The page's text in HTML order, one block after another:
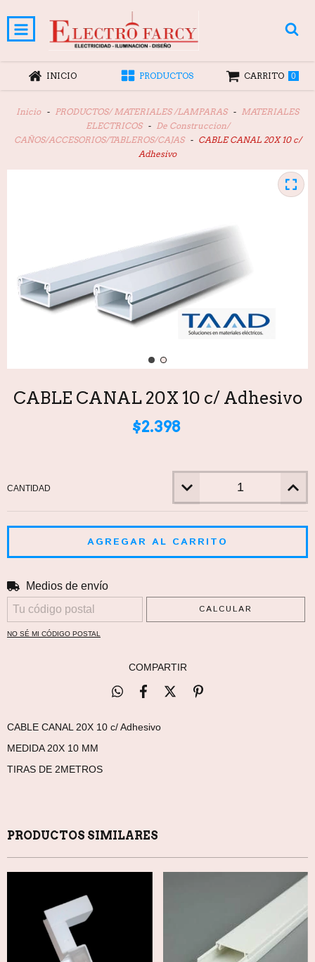
INICIO PRODUCTOS CARRITO 0
Inicio - PRODUCTOS/ MATERIALES /LAMPARAS - MATERIALES
ELECTRICOS
-
De Construccion/
CAÑOS/ACCESORIOS/TABLEROS/CAJAS
-
CABLE CANAL 20X 10 c/
Adhesivo
CABLE CANAL 20X 10 c/ Adhesivo
$2.398
CANTIDAD
Entregas para el CP:
Medios de envío
CALCULAR
NO SÉ MI CÓDIGO POSTAL
COMPARTIR
CABLE CANAL 20X 10 c/ Adhesivo
MEDIDA 20X 10 MM
TIRAS DE 2METROS
PRODUCTOS SIMILARES